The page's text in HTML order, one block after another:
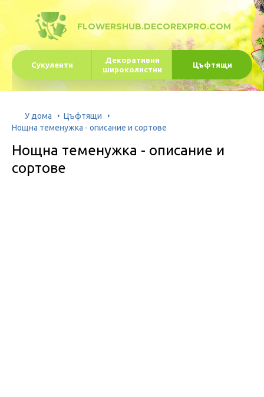
FLOWERSHUB.DECOREXPRO.COM
Сукуленти
Декоративни
широколистни
Цъфтящи
У дома
Цъфтящи
Нощна теменужка - описание и сортове
Нощна теменужка - описание и
сортове